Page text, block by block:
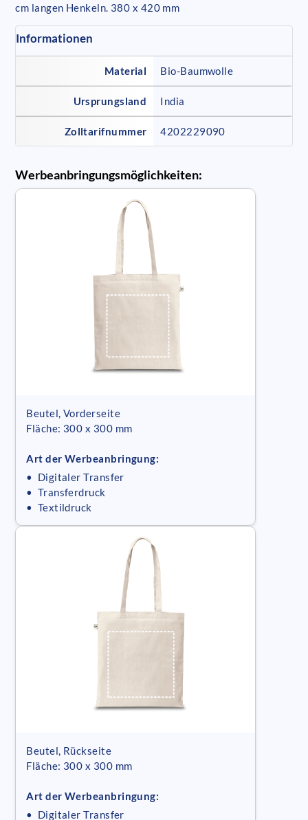
cm langen Henkeln. 380 x 420 mm
Informationen
Material Bio-Baumwolle
Ursprungsland India
Zolltarifnummer 4202229090
Werbeanbringungsmöglichkeiten:
Beutel, Vorderseite
Fläche: 300 x 300 mm
Art der Werbeanbringung:
• Digitaler Transfer
• Transferdruck
• Textildruck
Beutel, Rückseite
Fläche: 300 x 300 mm
Art der Werbeanbringung:
• Digitaler Transfer